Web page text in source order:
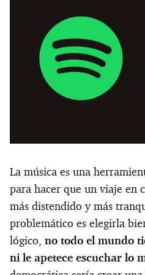
La música es una
para hacer que un viaje en
más distendido y más
problemático es elegirla
lógico, no todo el mundo
ni le apetece escuchar lo